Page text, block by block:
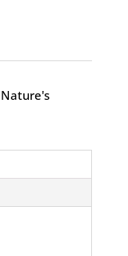
Nature's